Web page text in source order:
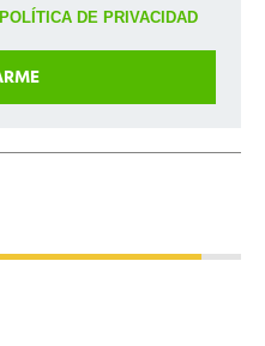
POLÍTICA DE PRIVACIDAD